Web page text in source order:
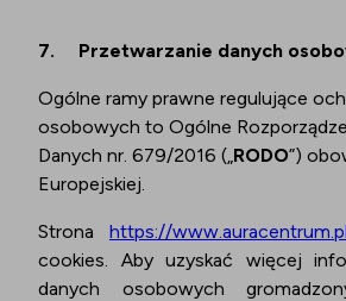
7. Przetwarzanie danych
Ogólne ramy prawne regulujące
osobowych to Ogólne
Danych nr. 679/2016 („RODO”)
Europejskiej.
Strona https://
cookies. Aby uzyskać więcej
danych osobowych